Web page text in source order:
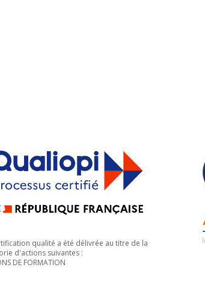
qualité a été délivrée au titre de la
d'actions suivantes :
DE FORMATION